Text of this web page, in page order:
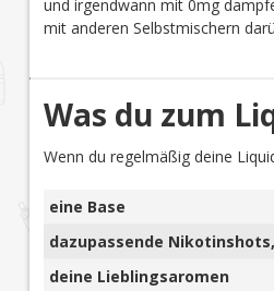
und irgendwann mit 0mg
mit anderen Selbstmischern
Was du zum
Wenn du regelmäßig deine
eine Base
dazupassende
deine Lieblingsaromen